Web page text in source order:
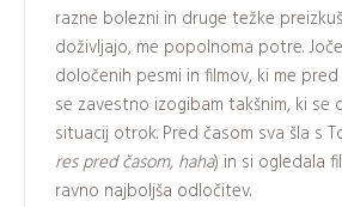
razne bolezni in druge težke
doživljajo, me popolnoma potre.
določenih pesmi in filmov, ki me
se zavestno izogibam takšnim, ki se
situacij otrok. Pred časom sva šla s
res pred časom, haha) in si ogledala
ravno najboljša odločitev.